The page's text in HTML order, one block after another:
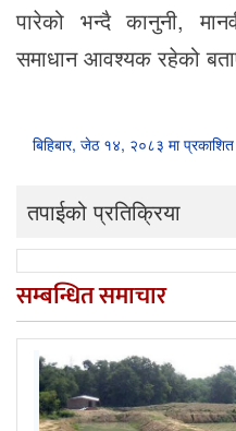
पारेको भन्दै कानुनी,
समाधान आवश्यक रहेको
बिहिबार, जेठ १४, २०८३ मा प्रकाशित
तपाईको प्रतिक्रिया
सम्बन्धित समाचार